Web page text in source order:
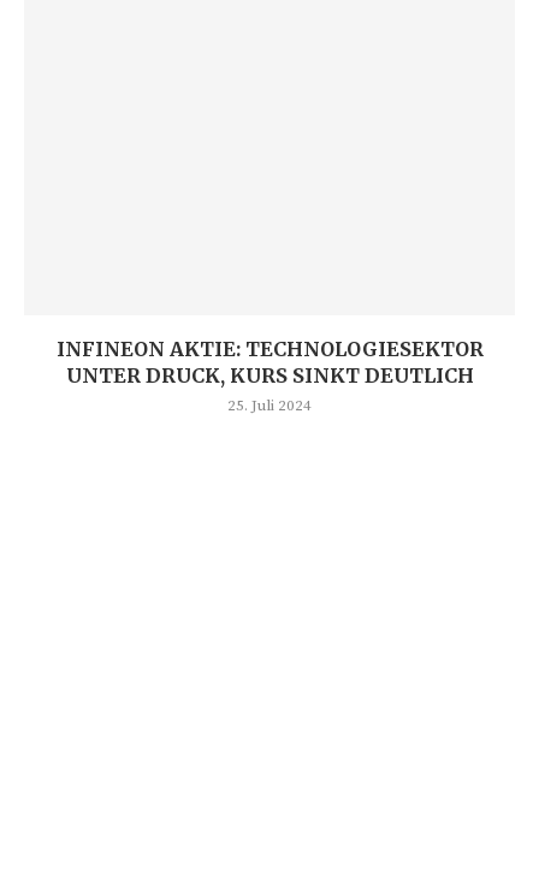
INFINEON AKTIE: TECHNOLOGIESEKTOR
UNTER DRUCK, KURS SINKT DEUTLICH
25. Juli 2024